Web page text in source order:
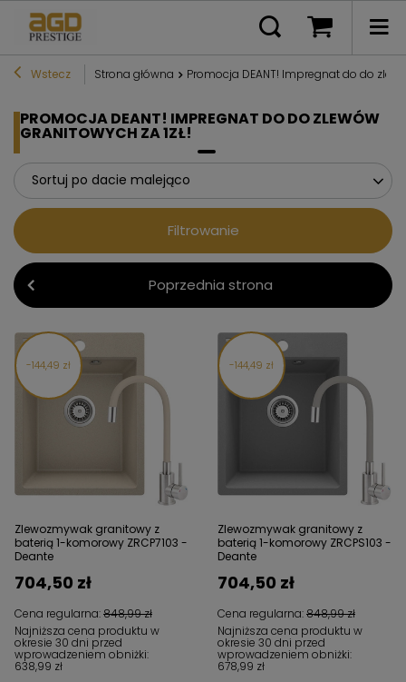
Wstecz Strona główna Promocja DEANT! Impregnat do do
PROMOCJA DEANT! IMPREGNAT DO DO ZLEWÓW
GRANITOWYCH ZA 1ZŁ!
Sortuj po dacie malejąco
Filtrowanie
Poprzednia strona
144,49 zł
Zlewozmywak granitowy z
baterią 1-komorowy ZRCP7103 -
Deante
Cena regularna:848,99 zł
704,50 zł
Najniższa cena produktu w
okresie 30 dni przed
wprowadzeniem obniżki:
638,99 zł
144,49 zł
Zlewozmywak granitowy z
baterią 1-komorowy ZRCPS103 -
Deante
Cena regularna:848,99 zł
704,50 zł
Najniższa cena produktu w
okresie 30 dni przed
wprowadzeniem obniżki:
678,99 zł